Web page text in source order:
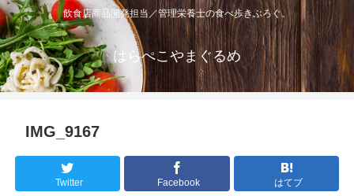
飲食店商品開発担当／管理栄養士の食べ歩きぶろぐ。
はらぺこやまぐるめ
IMG_9167
Twitter Facebook はてブ